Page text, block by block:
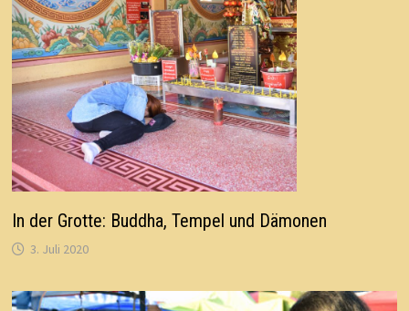
In der Grotte: Buddha, Tempel und Dämonen
3. Juli 2020